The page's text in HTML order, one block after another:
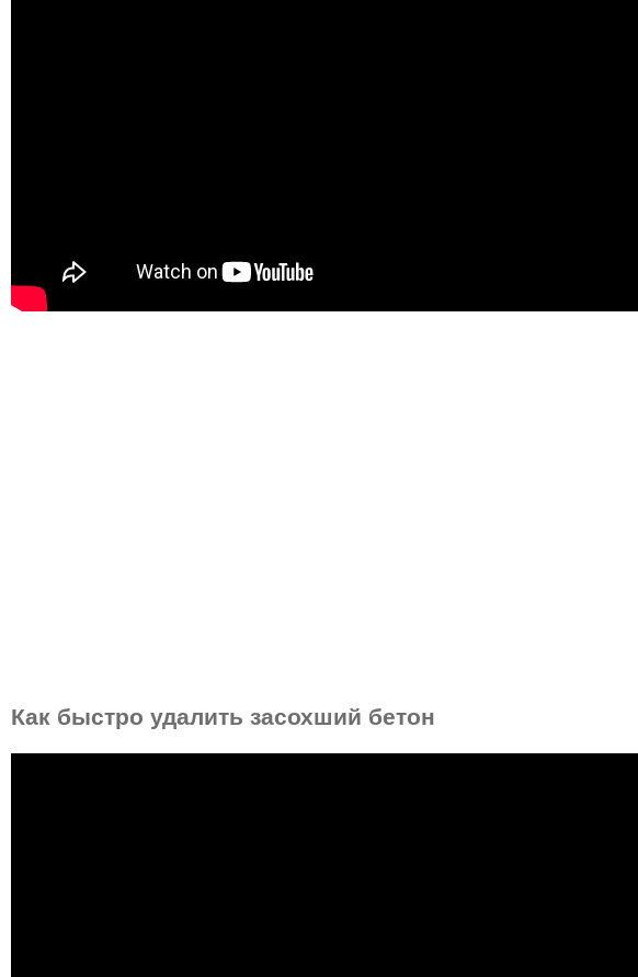
Как быстро удалить засохший бетон